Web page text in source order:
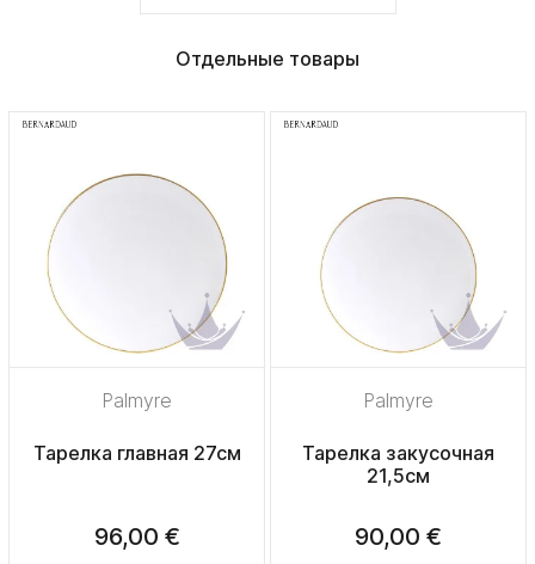
Отдельные товары
Palmyre
Тарелка главная 27см
96,00 €
Palmyre
Тарелка закусочная
21,5см
90,00 €